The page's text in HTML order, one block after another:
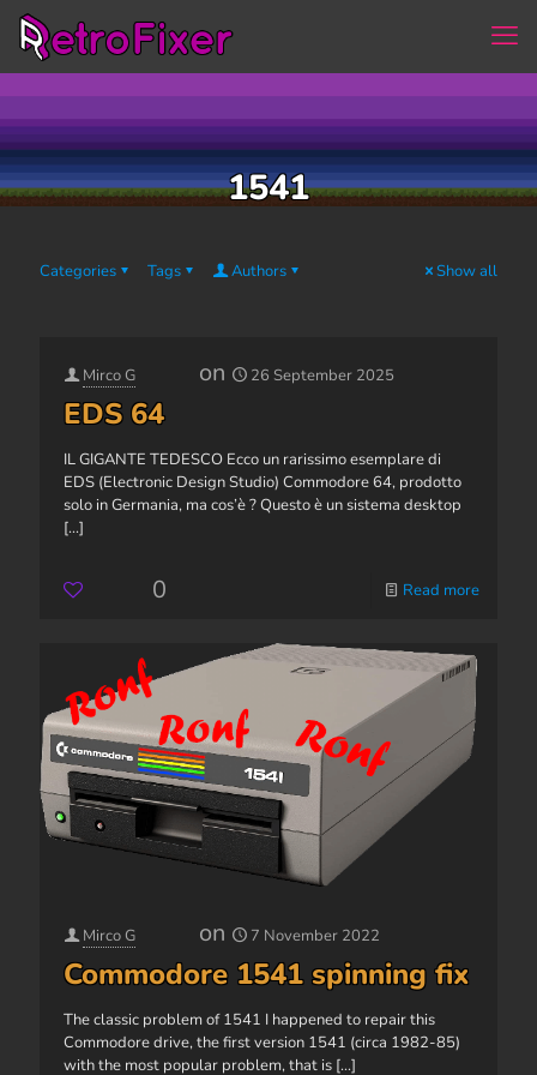
1541
Categories Tags Authors Show all
Mirco G on 26 September 2025
EDS 64
IL GIGANTE TEDESCO Ecco un rarissimo esemplare di
EDS (Electronic Design Studio) Commodore 64, prodotto
solo in Germania, ma cos’è ? Questo è un sistema desktop
[...]
0 Read more
Mirco G on 7 November 2022
Commodore 1541 spinning fix
The classic problem of 1541 I happened to repair this
Commodore drive, the first version 1541 (circa 1982-85)
with the most popular problem, that is [...]